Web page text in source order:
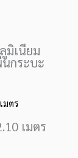
มิเนียม
นกระบะ
เมตร